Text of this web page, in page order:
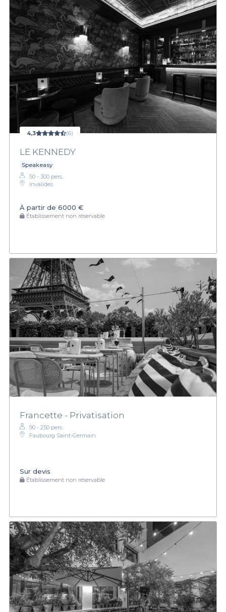
4,3 (6)
LE KENNEDY
Speakeasy
50 - 300 pers.
Invalides
À partir de 6000 €
Établissement non réservable
Francette - Privatisation
90 - 250 pers.
Faubourg Saint-Germain
Sur devis
Établissement non réservable